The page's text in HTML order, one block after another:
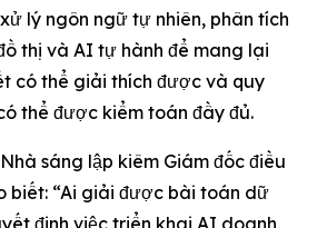
lý ngôn ngữ tự nhiên, phân tích
thị và AI tự hành để mang lại
có thể giải thích được và quy
thể được kiểm toán đầy đủ.
sáng lập kiêm Giám đốc điều
biết: “Ai giải được bài toán dữ
định việc triển khai AI doanh